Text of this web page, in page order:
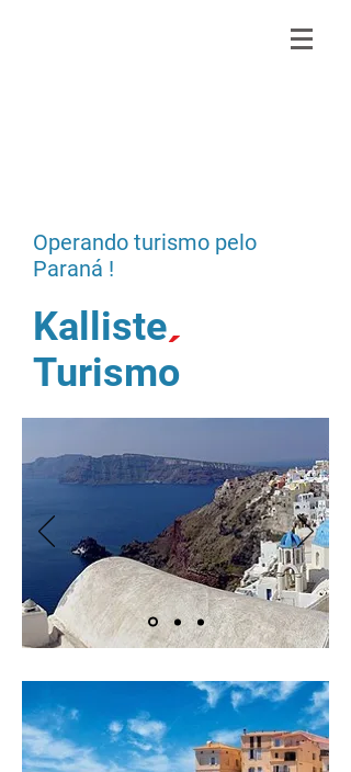
Operando turismo pelo
Paraná !
Kalliste
Turismo
´